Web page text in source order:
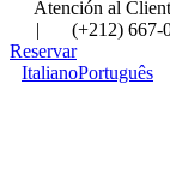
Atención al
|
(+212) 667-
Reservar
ItalianoPortuguês